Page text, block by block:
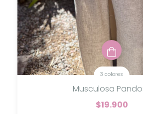
3 colores
Musculosa
$19.900